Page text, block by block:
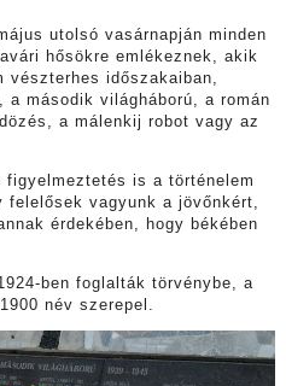
utolsó vasárnapján minden
hősökre emlékeznek, akik
vészterhes időszakaiban,
a második világháború, a román
a málenkij robot vagy az
figyelmeztetés is a történelem
felelősek vagyunk a jövőnkért,
érdekében, hogy békében
ben foglalták törvénybe, a
név szerepel.